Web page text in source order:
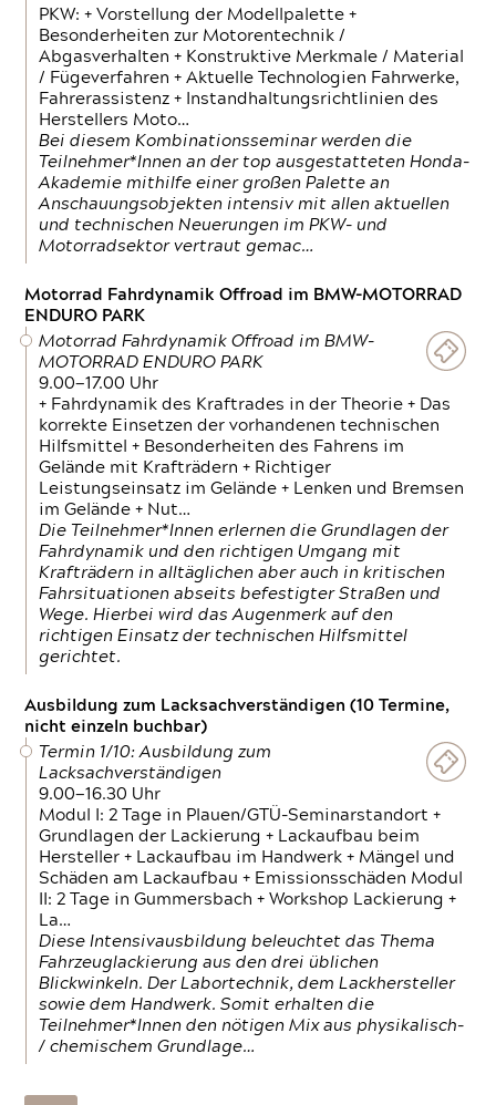
PKW: + Vorstellung der Modellpalette +
Besonderheiten zur Motorentechnik /
Abgasverhalten + Konstruktive Merkmale / Material
/ Fügeverfahren + Aktuelle Technologien Fahrwerke,
Fahrerassistenz + Instandhaltungsrichtlinien des
Herstellers Moto…
Bei diesem Kombinationsseminar werden die
Teilnehmer*Innen an der top ausgestatteten Honda-
Akademie mithilfe einer großen Palette an
Anschauungsobjekten intensiv mit allen aktuellen
und technischen Neuerungen im PKW- und
Motorradsektor vertraut gemac…
Motorrad Fahrdynamik Offroad im BMW-MOTORRAD
ENDURO PARK
Motorrad Fahrdynamik Offroad im BMW-
MOTORRAD ENDURO PARK
9.00—17.00 Uhr
+ Fahrdynamik des Kraftrades in der Theorie + Das
korrekte Einsetzen der vorhandenen technischen
Hilfsmittel + Besonderheiten des Fahrens im
Gelände mit Krafträdern + Richtiger
Leistungseinsatz im Gelände + Lenken und Bremsen
im Gelände + Nut…
Die Teilnehmer*Innen erlernen die Grundlagen der
Fahrdynamik und den richtigen Umgang mit
Krafträdern in alltäglichen aber auch in kritischen
Fahrsituationen abseits befestigter Straßen und
Wege. Hierbei wird das Augenmerk auf den
richtigen Einsatz der technischen Hilfsmittel
gerichtet.
Ausbildung zum Lacksachverständigen (10 Termine,
nicht einzeln buchbar)
Termin 1/10: Ausbildung zum
Lacksachverständigen
9.00—16.30 Uhr
Modul I: 2 Tage in Plauen/GTÜ-Seminarstandort +
Grundlagen der Lackierung + Lackaufbau beim
Hersteller + Lackaufbau im Handwerk + Mängel und
Schäden am Lackaufbau + Emissionsschäden Modul
II: 2 Tage in Gummersbach + Workshop Lackierung +
La…
Diese Intensivausbildung beleuchtet das Thema
Fahrzeuglackierung aus den drei üblichen
Blickwinkeln. Der Labortechnik, dem Lackhersteller
sowie dem Handwerk. Somit erhalten die
Teilnehmer*Innen den nötigen Mix aus physikalisch-
/ chemischem Grundlage…